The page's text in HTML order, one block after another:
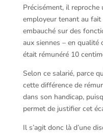
Précisément, il
employeur tenant au fait
embauché sur des
aux siennes – en qualité
était rémunéré 10
Selon ce salarié, parce
cette différence de
dans son handicap,
permet de justifier cet
Il s’agit donc là d’une